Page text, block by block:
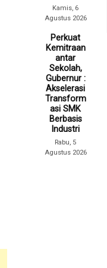
Kamis, 6
Agustus 2026
Perkuat
Kemitraan
antar
Sekolah,
Gubernur :
Akselerasi
Transform
asi SMK
Berbasis
Industri
Rabu, 5
Agustus 2026